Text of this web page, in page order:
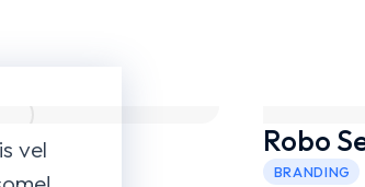
vel
Robo
BRANDING